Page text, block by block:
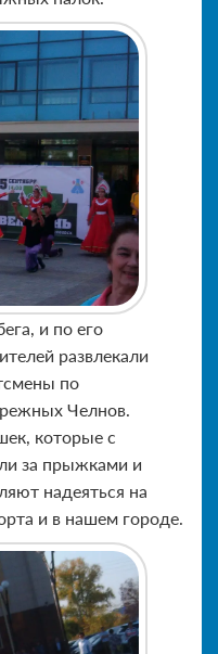
и по его
развлекали
по
Челнов.
которые с
за прыжками и
надеяться на
и в нашем городе.